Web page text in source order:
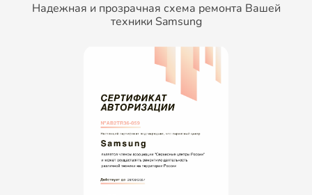
Надежная и прозрачная схема ремонта Вашей
техники Samsung